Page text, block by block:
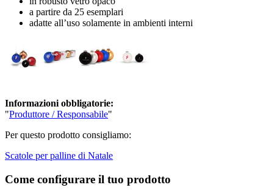
a partire da 25 esemplari
adatte all’uso solamente in ambienti interni
Informazioni obbligatorie:
"Produttore / Responsabile"
Per questo prodotto consigliamo:
Scatole per palline di Natale
Come configurare il tuo prodotto